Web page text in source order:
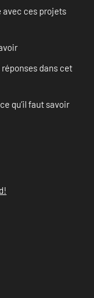
avec ces projets
dans cet
qu’il faut savoir